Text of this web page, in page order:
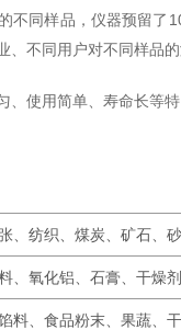
不同样品，仪器预留
、不同用户对不同样品
、使用简单、寿命长等
、纺织、煤炭、矿石、
、氧化铝、石膏、干燥
料、食品粉末、果蔬、